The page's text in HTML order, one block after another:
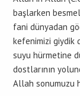
başlarken
fani dünyadan
kefenimizi giydik
suyu hürmetine
dostlarının
Allah sonumuzu